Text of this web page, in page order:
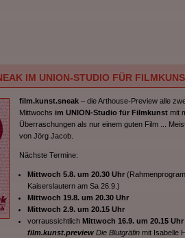
IM UNION-STUDIO FÜR
film.kunst.sneak– die Arthouse-Preview alle
Mittwochs im UNION-Studio für Filmkunstmit
Überraschungen als nur einem guten Film ...
von Jörg Jacob.
Nächste Termine:
Mittwoch 5.8. um 20.30 Uhr
Kaiserslautern am Sa 26.9.)
Mittwoch 19.8. um 20.30 Uhr
Mittwoch 2.9. um 20.15 Uhr
vorraussichtlichMittwoch 16.9. um 20.15 Uhr
film.kunst.preview Die Blutgräfinmit Isabelle